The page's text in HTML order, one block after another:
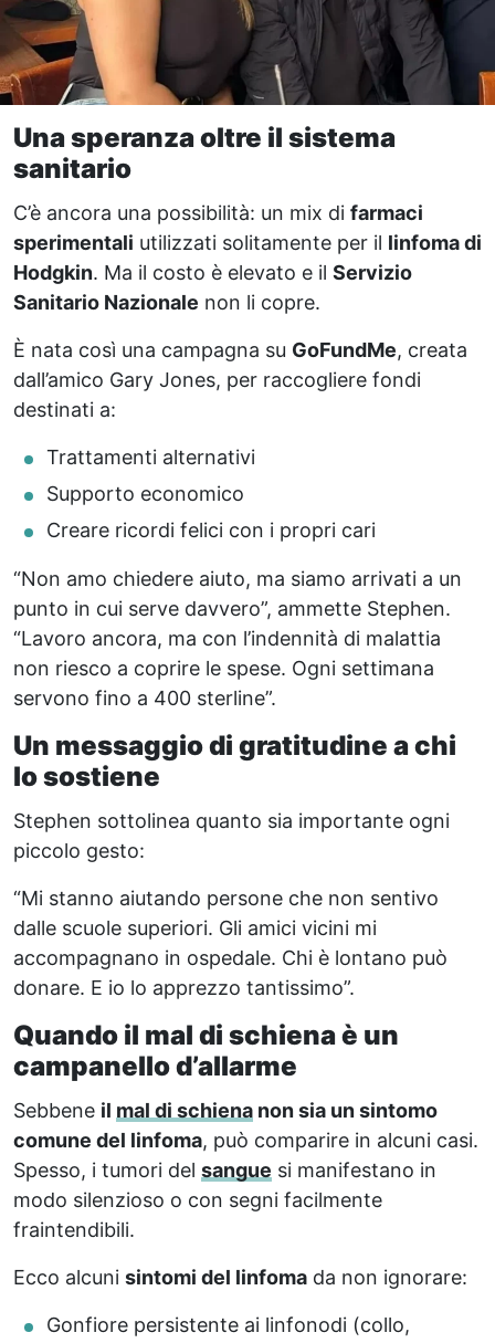
Una speranza oltre il sistema
sanitario
C’è ancora una possibilità: un mix di farmaci
sperimentali utilizzati solitamente per il linfoma di
Hodgkin. Ma il costo è elevato e il Servizio
Sanitario Nazionale non li copre.
È nata così una campagna su GoFundMe, creata
dall’amico Gary Jones, per raccogliere fondi
destinati a:
Trattamenti alternativi
Supporto economico
Creare ricordi felici con i propri cari
“Non amo chiedere aiuto, ma siamo arrivati a un
punto in cui serve davvero”, ammette Stephen.
“Lavoro ancora, ma con l’indennità di malattia
non riesco a coprire le spese. Ogni settimana
servono fino a 400 sterline”.
Un messaggio di gratitudine a chi
lo sostiene
Stephen sottolinea quanto sia importante ogni
piccolo gesto:
“Mi stanno aiutando persone che non sentivo
dalle scuole superiori. Gli amici vicini mi
accompagnano in ospedale. Chi è lontano può
donare. E io lo apprezzo tantissimo”.
Quando il mal di schiena è un
campanello d’allarme
Sebbene il mal di schiena non sia un sintomo
comune del linfoma, può comparire in alcuni casi.
Spesso, i tumori del sangue si manifestano in
modo silenzioso o con segni facilmente
fraintendibili.
Ecco alcuni sintomi del linfoma da non ignorare:
Gonfiore persistente ai linfonodi (collo,